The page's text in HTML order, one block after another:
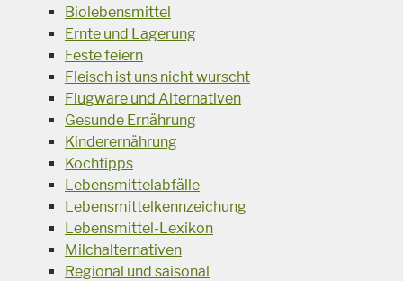
Biolebensmittel
Ernte und Lagerung
Feste feiern
Fleisch ist uns nicht wurscht
Flugware und Alternativen
Gesunde Ernährung
Kinderernährung
Kochtipps
Lebensmittelabfälle
Lebensmittelkennzeichung
Lebensmittel-Lexikon
Milchalternativen
Regional und saisonal